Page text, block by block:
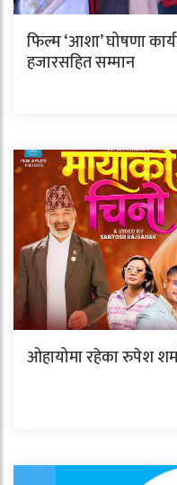
फिल्म ‘आशा’ घोषणा
हजारसहित सम्मान
ओहायोमा रहेका रुपेश